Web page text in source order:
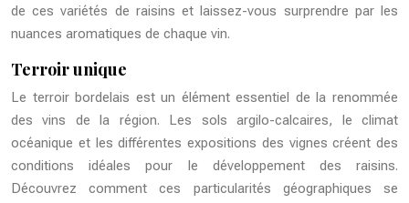
de ces variétés de raisins et laissez-vous surprendre par les
nuances aromatiques de chaque vin.
Terroir unique
Le terroir bordelais est un élément essentiel de la renommée
des vins de la région. Les sols argilo-calcaires, le climat
océanique et les différentes expositions des vignes créent des
conditions idéales pour le développement des raisins.
Découvrez comment ces particularités géographiques se